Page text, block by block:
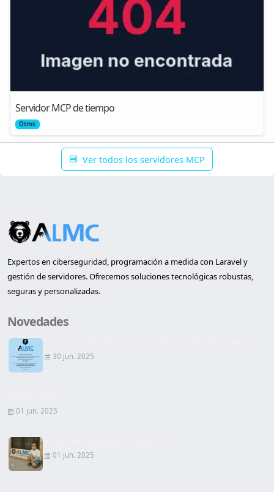
Servidor MCP de tiempo
Otros
Ver todos los servidores MCP
Expertos en ciberseguridad, programación a medida con Laravel y
gestión de servidores. Ofrecemos soluciones tecnológicas robustas,
seguras y personalizadas.
Novedades
30 jun. 2025
01 jun. 2025
01 jun. 2025